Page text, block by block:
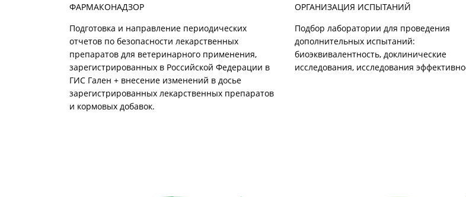
ФАРМАКОНАДЗОР
Подготовка и направление периодических
отчетов по безопасности лекарственных
препаратов для ветеринарного применения,
зарегистрированных в Российской Федерации в
ГИС Гален + внесение изменений в досье
зарегистрированных лекарственных препаратов
и кормовых добавок.
ОРГАНИЗАЦИЯ ИСПЫТАНИЙ
Подбор лаборатории для проведения
дополнительных испытаний:
биоэквивалентность, доклинические
исследования, исследования